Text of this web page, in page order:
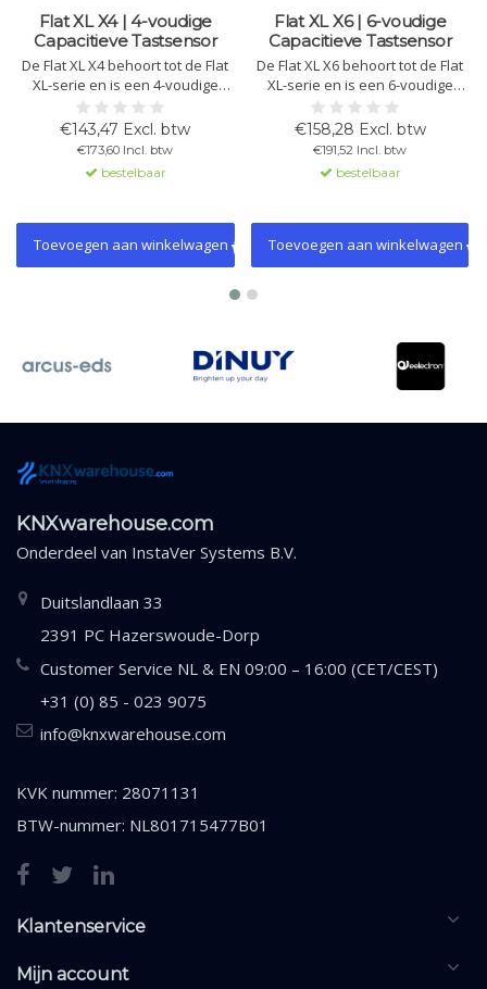
Flat XL X4 | 4-voudige
Capacitieve Tastsensor
De Flat XL X4 behoort tot de Flat
XL-serie en is een 4-voudige
capacitieve tastsensor met
programmeerbare knoppen,
LED-achtergrondverlichting,
nabijheids- en
helderheidssensor, ingebouwde
temperatuursonde.
€143,47 Excl. btw
€173,60 Incl. btw
bestelbaar
Toevoegen aan winkelwagen
Flat XL X6 | 6-voudige
Capacitieve Tastsensor
De Flat XL X6 behoort tot de Flat
XL-serie en is een 6-voudige
capacitieve tastsensor met
programmeerbare knoppen,
LED-achtergrondverlichting,
nabijheids- en
helderheidssensor, ingebouwde
temperatuursonde.
€158,28 Excl. btw
€191,52 Incl. btw
bestelbaar
Toevoegen aan winkelwagen
KNXwarehouse.com
Onderdeel van InstaVer Systems B.V.
Duitslandlaan 33
2391 PC Hazerswoude-Dorp
Customer Service NL & EN 09:00 – 16:00 (CET/CEST)
+31 (0) 85 - 023 9075
info@knxwarehouse.com
KVK nummer: 28071131
BTW-nummer: NL801715477B01
Klantenservice
Mijn account